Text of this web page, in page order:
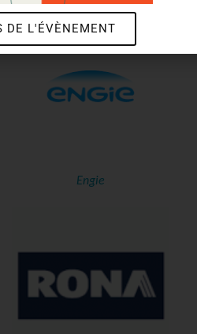
Engie
DE L'ÉVÈNEMENT